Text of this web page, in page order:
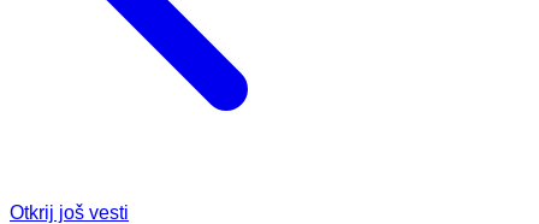
Otkrij još vesti